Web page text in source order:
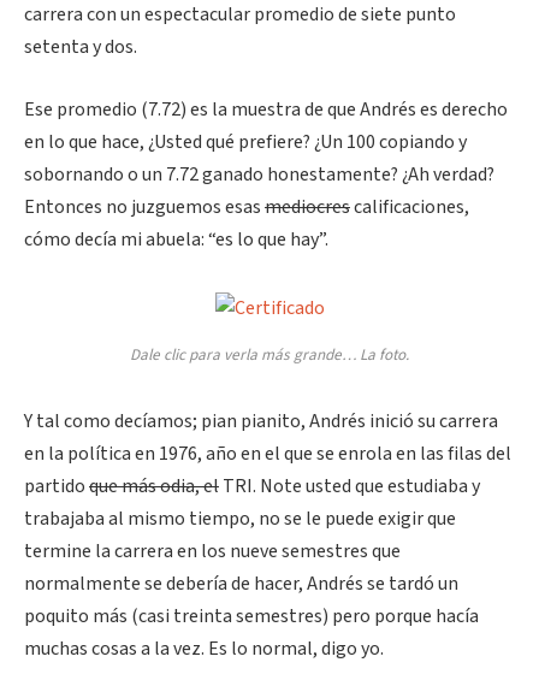
carrera con un espectacular promedio de siete punto
setenta y dos.
Ese promedio (7.72) es la muestra de que Andrés es derecho
en lo que hace, ¿Usted qué prefiere? ¿Un 100 copiando y
sobornando o un 7.72 ganado honestamente? ¿Ah verdad?
Entonces no juzguemos esasmediocrescalificaciones,
cómo decía mi abuela: “es lo que hay”.
Dale clic para verla más grande… La foto.
Y tal como decíamos; pian pianito, Andrés inició su carrera
en la política en 1976, año en el que se enrola en las filas del
partidoque más odia, elTRI. Note usted que estudiaba y
trabajaba al mismo tiempo, no se le puede exigir que
termine la carrera en los nueve semestres que
normalmente se debería de hacer, Andrés se tardó un
poquito más (casi treinta semestres) pero porque hacía
muchas cosas a la vez. Es lo normal, digo yo.